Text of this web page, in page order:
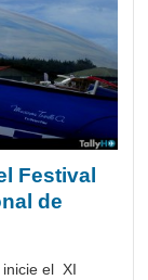
Festival
de
inicie el XI